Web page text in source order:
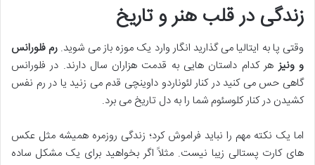
زندگی در قلب هنر و تاریخ
وقتی پا به ایتالیا می گذارید انگار وارد یک موزه باز می شوید. رم فلورانس
و ونیزهر کدام داستان هایی به قدمت هزاران سال دارند. در فلورانس
گاهی حس می کنید در کنار لئوناردو داوینچی قدم می زنید یا در رم نفس
کشیدن در کنار کلوسئوم شما را به دل تاریخ می برد.
اما یک نکته مهم را نباید فراموش کرد؛ زندگی روزمره همیشه مثل عکس
های کارت پستالی زیبا نیست. مثلاً اگر بخواهید برای یک مشکل ساده